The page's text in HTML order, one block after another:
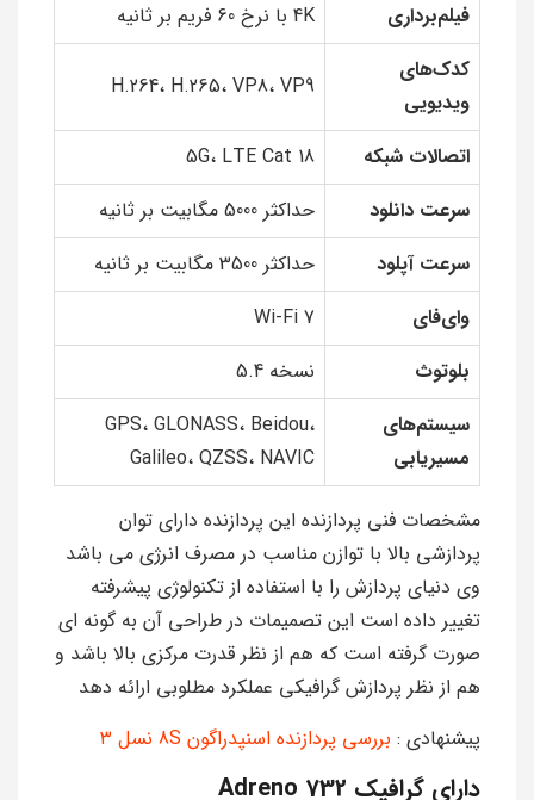
فیلم‌برداری
4K با نرخ 60 فریم بر ثانیه
کدک‌های
ویدیویی
H.264، H.265، VP8، VP9
اتصالات شبکه
5G، LTE Cat 18
سرعت دانلود
حداکثر 5000 مگابیت بر ثانیه
سرعت آپلود
حداکثر 3500 مگابیت بر ثانیه
وای‌فای
Wi-Fi 7
بلوتوث
نسخه 5.4
سیستم‌های
مسیریابی
GPS، GLONASS، Beidou،
Galileo، QZSS، NAVIC
مشخصات فنی پردازنده اين پردازنده داراي توان
پردازشي بالا با توازن مناسب در مصرف انرژي مي باشد
وي دنياي پردازش را با استفاده از تكنولوژي پيشرفته
تغيير داده است اين تصميمات در طراحی آن به گونه ای
صورت گرفته است كه هم از نظر قدرت مركزي بالا باشد و
هم از نظر پردازش گرافيكی عملکرد مطلوبی ارائه دهد
پیشنهادی : بررسی پردازنده اسنپدراگون 8S نسل ۳
دارای گرافيک Adreno 732